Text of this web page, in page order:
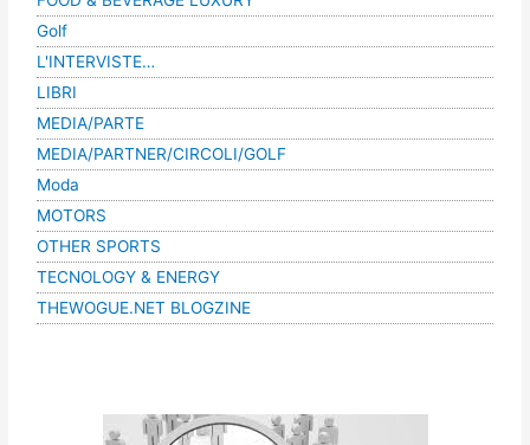
Golf
L'INTERVISTE…
LIBRI
MEDIA/PARTE
MEDIA/PARTNER/CIRCOLI/GOLF
Moda
MOTORS
OTHER SPORTS
TECNOLOGY & ENERGY
THEWOGUE.NET BLOGZINE